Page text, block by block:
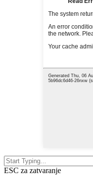
ESC za zatvaranje